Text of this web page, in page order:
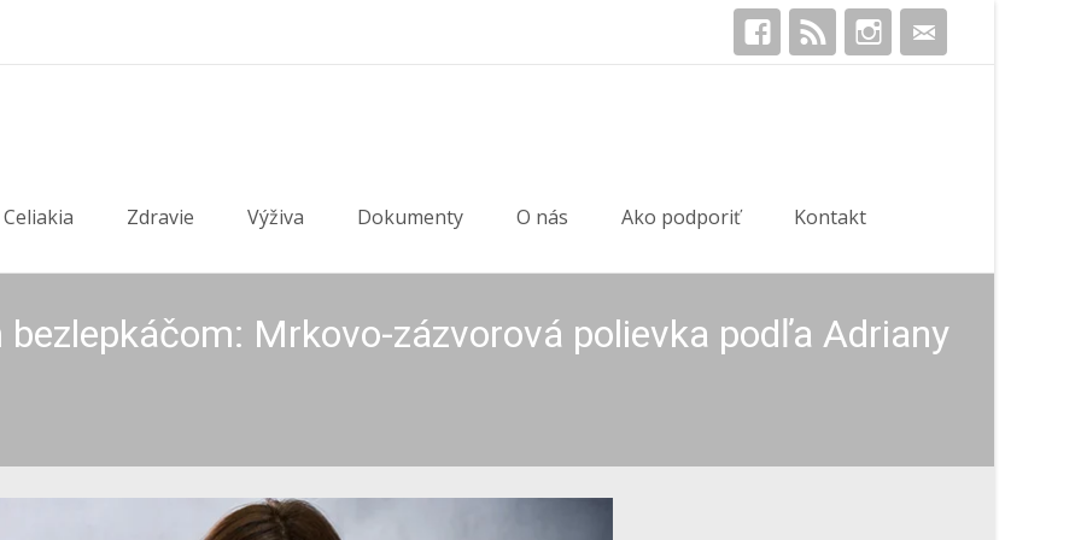
Celiakia Zdravie Výživa Dokumenty O nás Ako podporiť Kontakt
Mrkovo-zázvorová polievka podľa Adriany